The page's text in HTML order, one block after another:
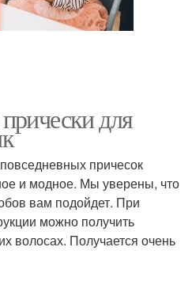
для
причесок
и модное. Мы уверены, что
вам подойдет. При
можно получить
волосах. Получается очень